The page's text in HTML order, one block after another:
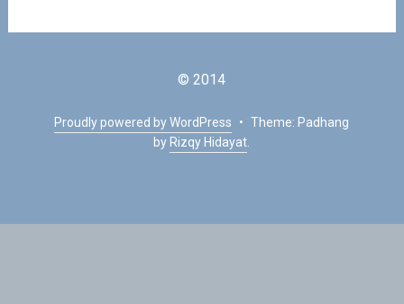
© 2014
Proudly powered by WordPress • Theme: Padhang
by Rizqy Hidayat